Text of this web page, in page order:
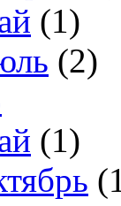
(1)
(2)
(1)